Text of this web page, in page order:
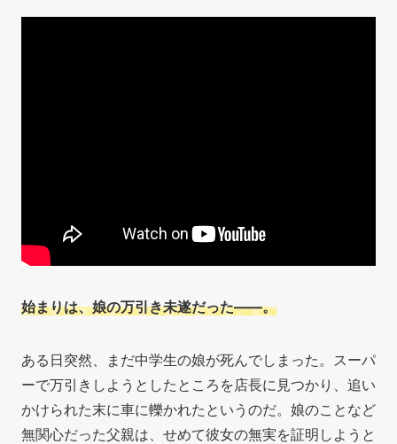
始まりは、娘の万引き未遂だった——。
ある日突然、まだ中学生の娘が死んでしまった。スーパ
ーで万引きしようとしたところを店長に見つかり、追い
かけられた末に車に轢かれたというのだ。娘のことなど
無関心だった父親は、せめて彼女の無実を証明しようと